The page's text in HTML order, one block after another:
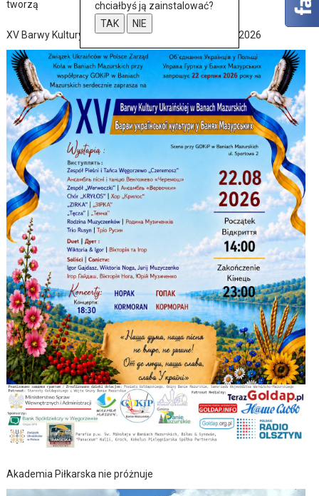
tworzą
XV Barwy Kultury Ukraińskiej w Baniach Mazurskich 2026
Akademia Piłkarska nie próżnuje
chciałbyś ją zainstalować?
TAK
NIE